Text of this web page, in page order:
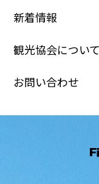
新着情報
観光協会について
お問い合わせ